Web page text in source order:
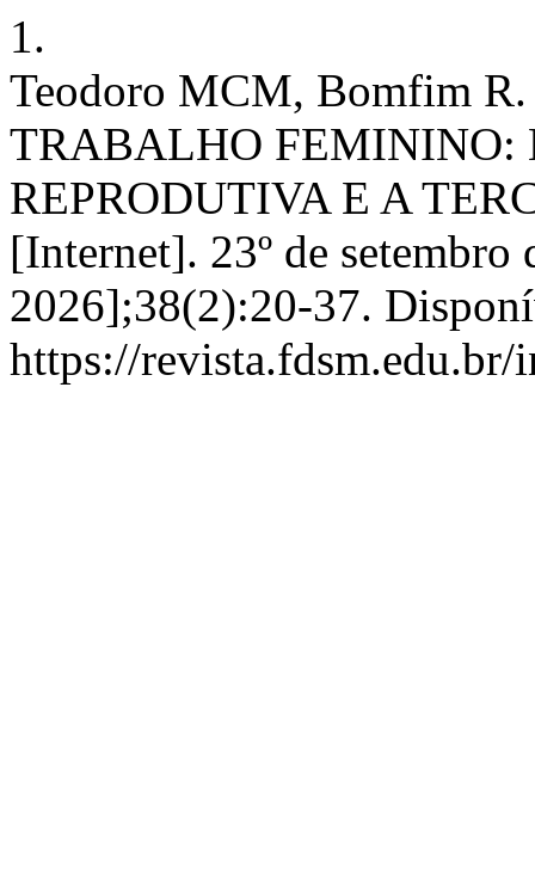
1.
Teodoro MCM, Bomfim
TRABALHO FEMININO:
REPRODUTIVA E A
[Internet]. 23º de setembro
2026];38(2):20-37.
https://